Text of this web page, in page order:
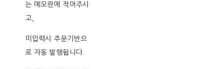
는 메모란에 적어주시
고,
미입력시 주문기반으
로 자동 발행됩니다.